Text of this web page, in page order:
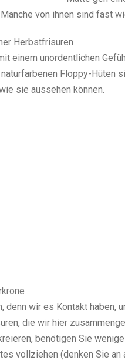
von ihnen sind fast
Herbstfrisuren
einem unordentlichen
Floppy-Hüten
sie aussehen können.
denn wir es Kontakt haben,
die wir hier
benötigen Sie
vollziehen (denken Sie